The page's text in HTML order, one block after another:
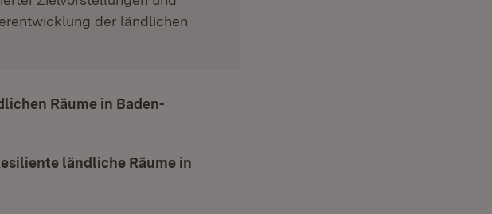
der ländlichen
Räume in Baden-
ländliche Räume in